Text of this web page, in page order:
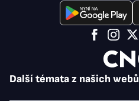
Další témata z našich webů